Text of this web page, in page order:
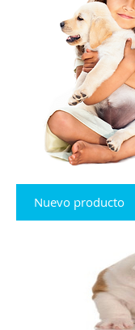
Nuevo producto